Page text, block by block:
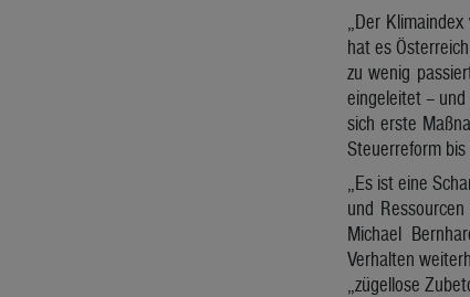
„Der
hat es
zu wenig
eingeleitet –
sich erste
Steuerreform
„Es ist eine
und
Michael
Verhalten
„zügellose